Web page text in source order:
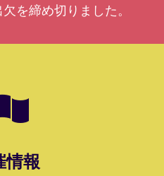
を締め切りました。
情報